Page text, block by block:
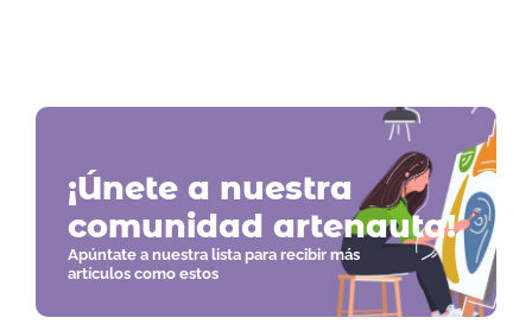
¡Únete a nuestra
comunidad artenauta!
Apúntate a nuestra lista para recibir más
artículos como estos